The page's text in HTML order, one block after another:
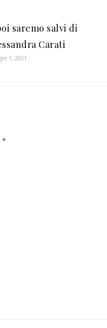
saremo salvi di
Carati
1, 2021
*